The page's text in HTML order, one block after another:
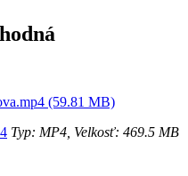
(59.81 MB)
Typ: MP4, Velkosť: 469.5 MB